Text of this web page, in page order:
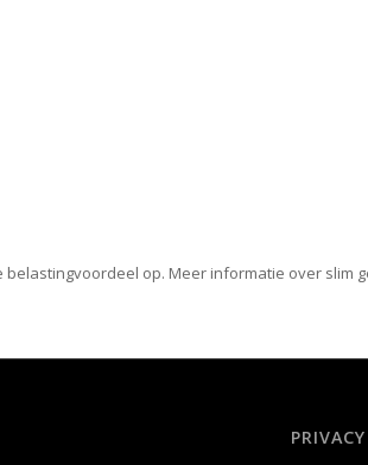
op. Meer informatie over slim
PRIVACY